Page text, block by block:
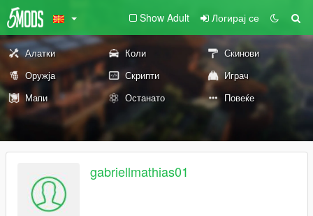
Show Adult Логирај се
Алатки Коли
Скинови
Оружја
Скрипти
Играч
Мапи
Останато Повеќе
gabriellmathias01